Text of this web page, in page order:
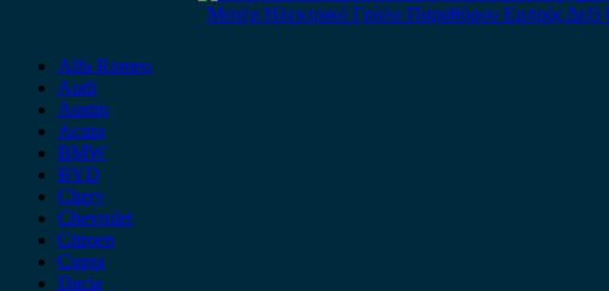
Μοτέρ Ηλεκτρικό Γρύλο Παραθύρου Εμπρός
Alfa Romeo
Audi
Austin
Acura
BMW
BYD
Chery
Chevrolet
Citroen
Cupra
Dacia